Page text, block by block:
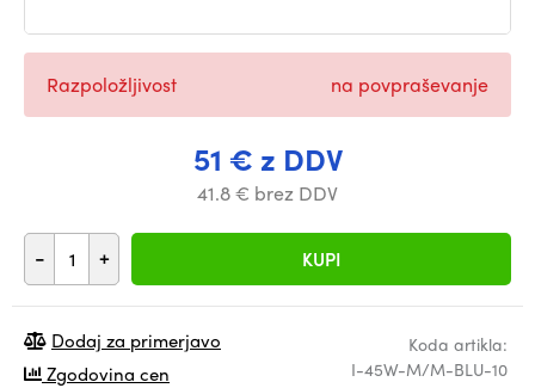
51 € z DDV
41.8 € brez DDV
- + KUPI
Razpoložljivost na povpraševanje
Koda artikla:
I-45W-M/M-BLU-10
Dodaj za primerjavo
Zgodovina cen